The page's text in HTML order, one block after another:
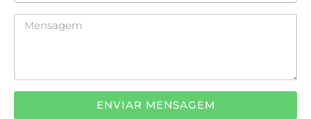
ENVIAR MENSAGEM